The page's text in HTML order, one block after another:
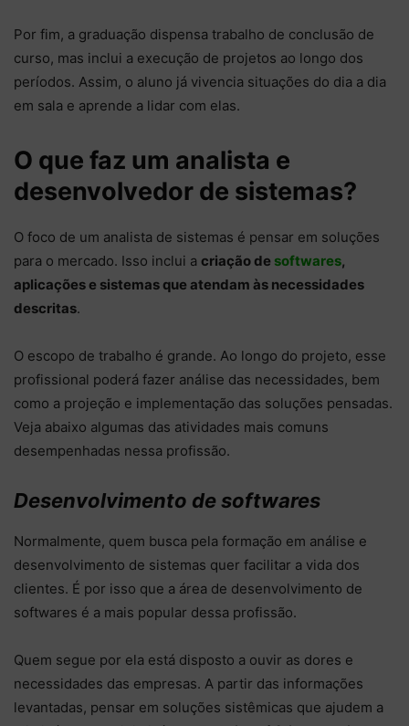
Por fim, a graduação dispensa trabalho de conclusão de
curso, mas inclui a execução de projetos ao longo dos
períodos. Assim, o aluno já vivencia situações do dia a dia
em sala e aprende a lidar com elas.
O que faz um analista e
desenvolvedor de sistemas?
O foco de um analista de sistemas é pensar em soluções
para o mercado. Isso inclui a criação de softwares,
aplicações e sistemas que atendam às necessidades
descritas.
O escopo de trabalho é grande. Ao longo do projeto, esse
profissional poderá fazer análise das necessidades, bem
como a projeção e implementação das soluções pensadas.
Veja abaixo algumas das atividades mais comuns
desempenhadas nessa profissão.
Desenvolvimento de softwares
Normalmente, quem busca pela formação em análise e
desenvolvimento de sistemas quer facilitar a vida dos
clientes. É por isso que a área de desenvolvimento de
softwares é a mais popular dessa profissão.
Quem segue por ela está disposto a ouvir as dores e
necessidades das empresas. A partir das informações
levantadas, pensar em soluções sistêmicas que ajudem a